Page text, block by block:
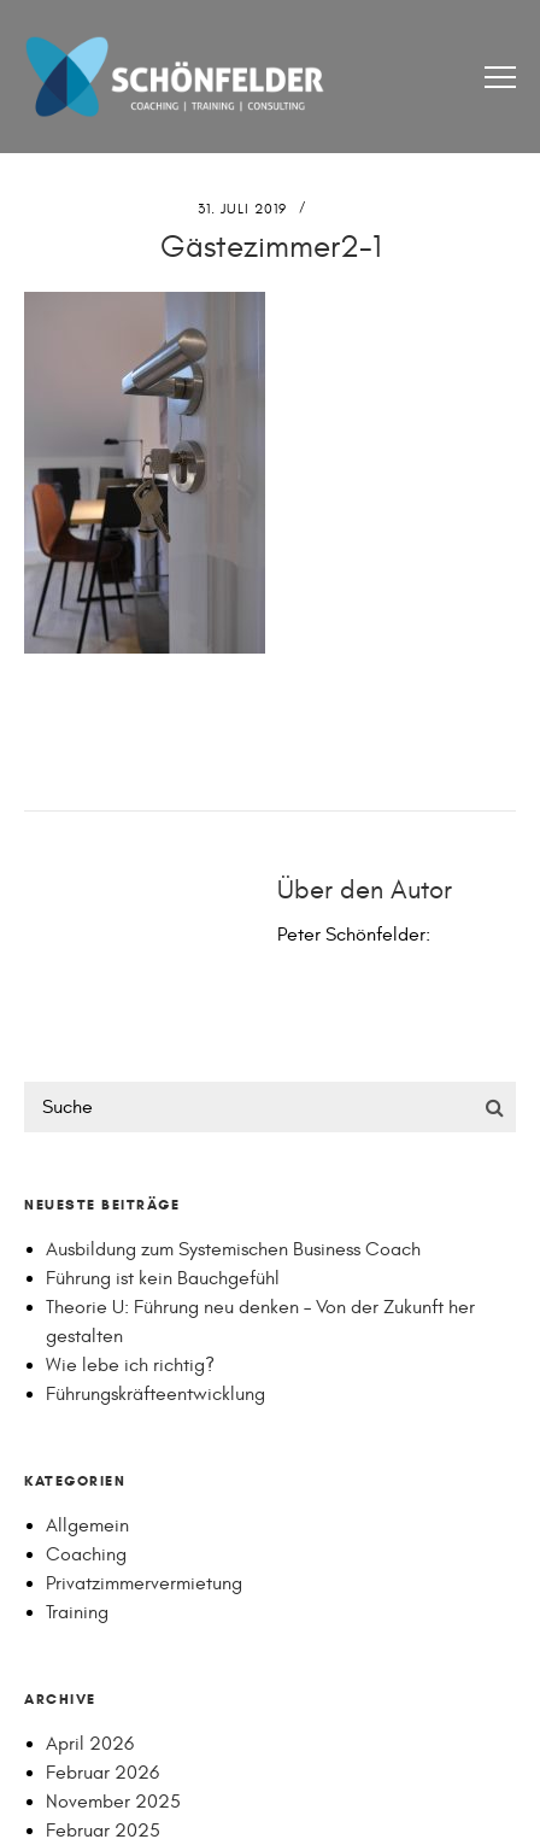
31. JULI 2019
Gästezimmer2-1
Über den Autor
Peter Schönfelder:
NEUESTE BEITRÄGE
Ausbildung zum Systemischen Business Coach
Führung ist kein Bauchgefühl
Theorie U: Führung neu denken – Von der Zukunft her
gestalten
Wie lebe ich richtig?
Führungskräfteentwicklung
KATEGORIEN
Allgemein
Coaching
Privatzimmervermietung
Training
ARCHIVE
April 2026
Februar 2026
November 2025
Februar 2025